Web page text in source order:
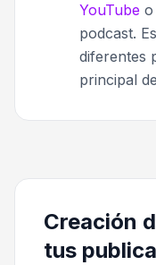
YouTube o
podcast.
diferentes
principal
Creación
tus